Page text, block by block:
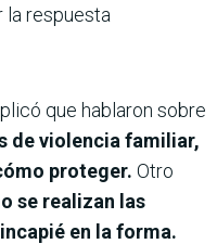
la respuesta
que hablaron sobre
de violencia familiar,
proteger. Otro
se realizan las
en la forma.